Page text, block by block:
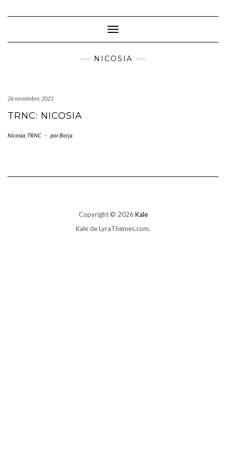
Cambiar modo de navegación
NICOSIA
26 noviembre, 2021
TRNC: NICOSIA
Nicosia TRNC - porBorja
Copyright © 2026 Kale
Kalede LyraThemes.com.